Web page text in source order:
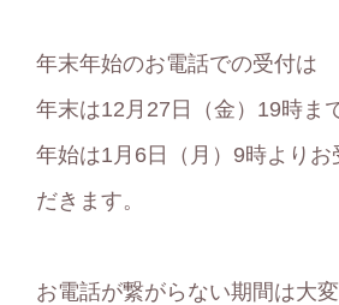
年末年始のお電話での受付は
年末は12月27日（金）19時ま
年始は1月6日（月）9時よりお
だきます。
お電話が繋がらない期間は大